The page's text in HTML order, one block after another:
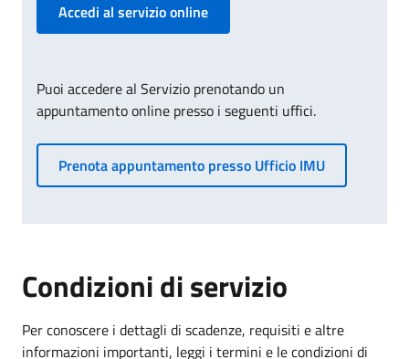
Accedi al servizio online
Puoi accedere al Servizio prenotando un
appuntamento online presso i seguenti uffici.
Prenota appuntamento presso Ufficio IMU
Condizioni di servizio
Per conoscere i dettagli di scadenze, requisiti e altre
informazioni importanti, leggi i termini e le condizioni di